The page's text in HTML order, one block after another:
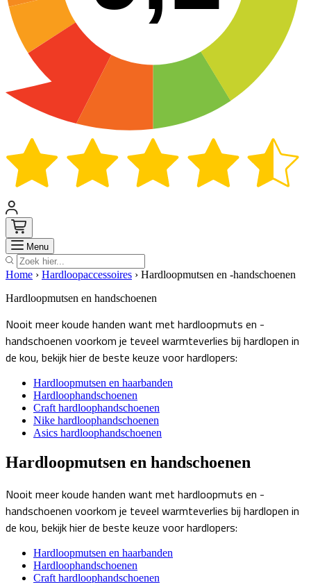
Menu Zoek
Home › Hardloopaccessoires › Hardloopmutsen en -handschoenen
Hardloopmutsen en handschoenen
Nooit meer koude handen want met hardloopmuts en -
handschoenen voorkom je teveel warmteverlies bij hardlopen in
de kou, bekijk hier de beste keuze voor hardlopers:
Hardloopmutsen en haarbanden
Hardloophandschoenen
Craft hardloophandschoenen
Nike hardloophandschoenen
Asics hardloophandschoenen
Hardloopmutsen en handschoenen
Nooit meer koude handen want met hardloopmuts en -
handschoenen voorkom je teveel warmteverlies bij hardlopen in
de kou, bekijk hier de beste keuze voor hardlopers:
Hardloopmutsen en haarbanden
Hardloophandschoenen
Craft hardloophandschoenen